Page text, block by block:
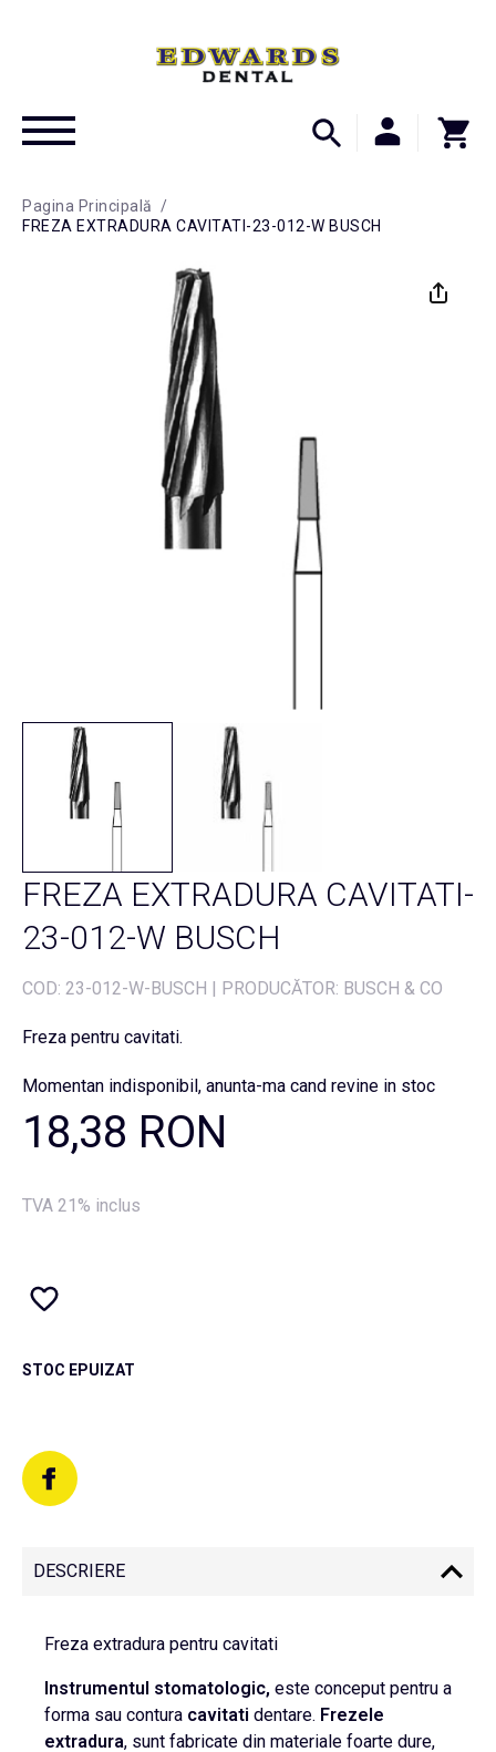
Pagina Principală
/
FREZA EXTRADURA CAVITATI-23-012-W BUSCH
FREZA EXTRADURA CAVITATI-
23-012-W BUSCH
COD: 23-012-W-BUSCH | PRODUCĂTOR: BUSCH & CO
Freza pentru cavitati.
Momentan indisponibil, anunta-ma cand revine in stoc
18,38 RON
TVA 21% inclus
STOC EPUIZAT
DESCRIERE
Freza extradura pentru cavitati
Instrumentul stomatologic, este conceput pentru a
forma sau contura cavitati dentare. Frezele
extradura, sunt fabricate din materiale foarte dure,